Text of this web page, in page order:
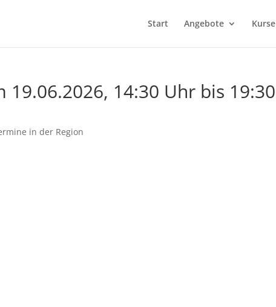
Start Angebote Kurse
14:30 Uhr bis 19:30
in der Region